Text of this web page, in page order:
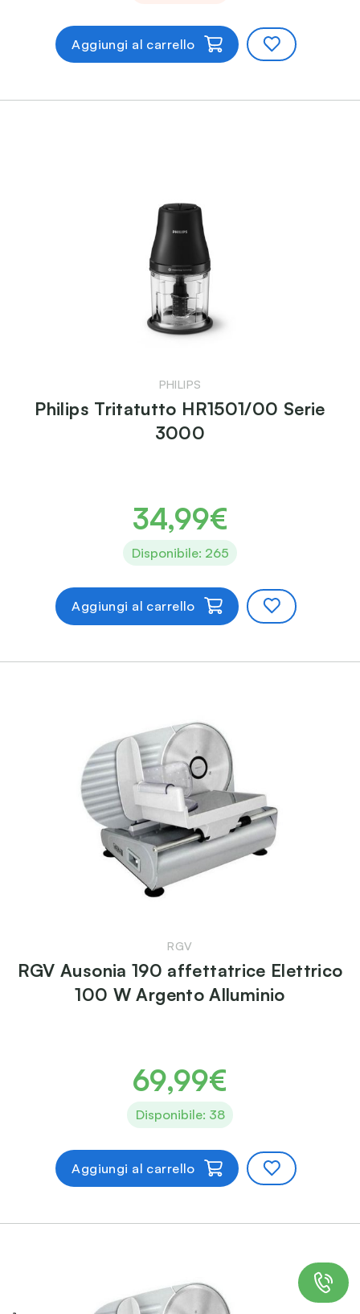
Aggiungi al carrello
PHILIPS
Philips Tritatutto HR1501/00 Serie
3000
34,99€
Disponibile: 265
Aggiungi al carrello
RGV
RGV Ausonia 190 affettatrice Elettrico
100 W Argento Alluminio
69,99€
Disponibile: 38
Aggiungi al carrello